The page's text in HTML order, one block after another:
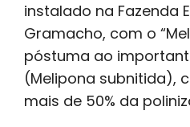
instalado na Fazenda
Gramacho, com o
póstuma ao
(Melipona subnitida),
mais de 50% da